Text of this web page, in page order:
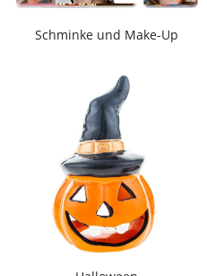
Schminke und Make-Up